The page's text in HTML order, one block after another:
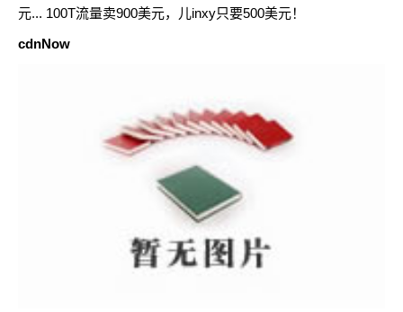
元... 100T流量卖900美元，儿inxy只要500美元！
cdnNow